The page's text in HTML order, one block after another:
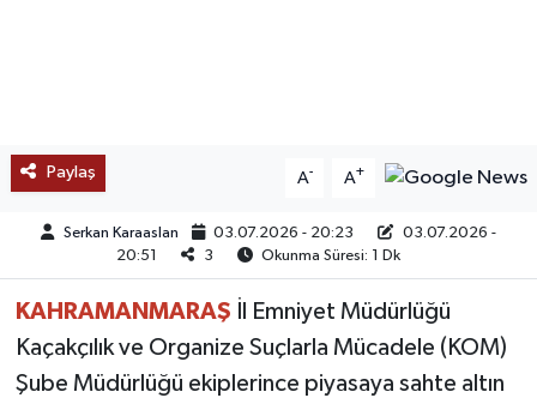
Paylaş A- A+
Serkan Karaaslan 03.07.2026 - 20:23
03.07.2026 -
20:51
3 Okunma Süresi: 1 Dk
KAHRAMANMARAŞ İl Emniyet Müdürlüğü
Kaçakçılık ve Organize Suçlarla Mücadele (KOM)
Şube Müdürlüğü ekiplerince piyasaya sahte altın
YAŞAM
KÜLTÜR SANAT